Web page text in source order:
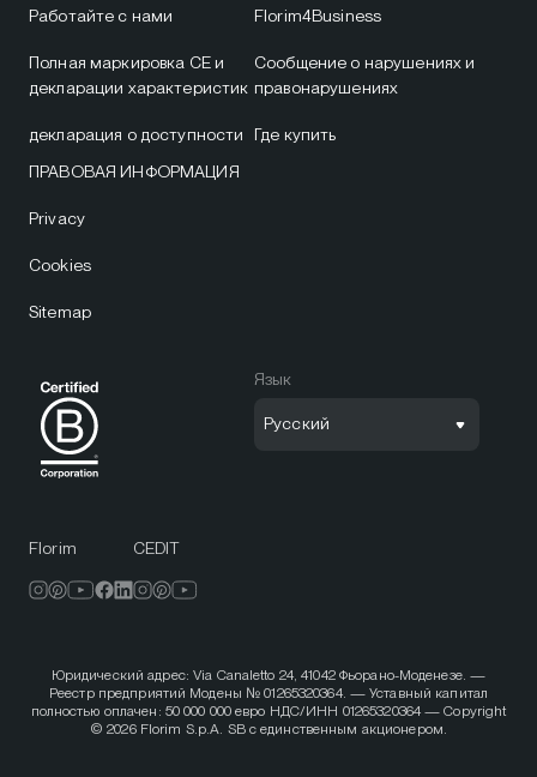
Работайте с нами
Полная маркировка CE и
декларации характеристик
декларация о доступности
Florim4Business
Сообщение о нарушениях и
правонарушениях
Где купить
ПРАВОВАЯ ИНФОРМАЦИЯ
Privacy
Cookies
Sitemap
Язык
Русский
Florim CEDIT
Юридический адрес: Via Canaletto 24, 41042 Фьорано-Моденезе. —
Реестр предприятий Модены № 01265320364. — Уставный капитал
полностью оплачен: 50 000 000 евро НДС/ИНН 01265320364 — Copyright
© 2026 Florim S.p.A. SB с единственным акционером.